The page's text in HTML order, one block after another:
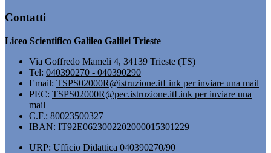
Contatti
Liceo Scientifico Galileo Galilei Trieste
Via Goffredo Mameli 4, 34139 Trieste (TS)
Tel: 040390270 - 040390290
Email: TSPS02000R@istruzione.itLink per inviare una mail
PEC: TSPS02000R@pec.istruzione.itLink per inviare una
mail
C.F.: 80023500327
IBAN: IT92E0623002202000015301229
URP: Ufficio Didattica 040390270/90